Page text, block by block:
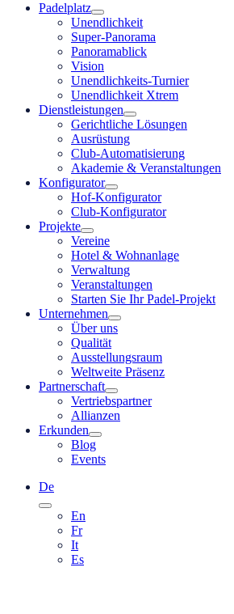
Padelplatz
Unendlichkeit
Super-Panorama
Panoramablick
Vision
Unendlichkeits-Turnier
Unendlichkeit Xtrem
Dienstleistungen
Gerichtliche Lösungen
Ausrüstung
Club-Automatisierung
Akademie & Veranstaltungen
Konfigurator
Hof-Konfigurator
Club-Konfigurator
Projekte
Vereine
Hotel & Wohnanlage
Verwaltung
Veranstaltungen
Starten Sie Ihr Padel-Projekt
Unternehmen
Über uns
Qualität
Ausstellungsraum
Weltweite Präsenz
Partnerschaft
Vertriebspartner
Allianzen
Erkunden
Blog
Events
De
En
Fr
It
Es